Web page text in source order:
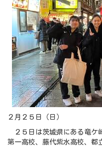
２月２５日（日）
２５日は茨城県にある竜ケ
第一高校、藤代紫水高校、都